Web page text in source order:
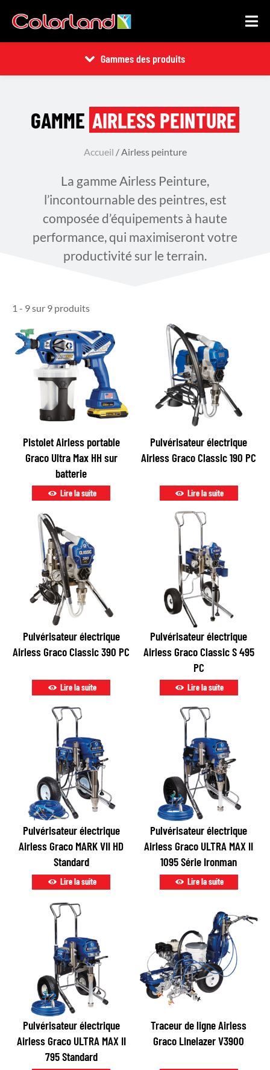
Gammes des produits
GAMME AIRLESS PEINTURE
Accueil / Airless peinture
La gamme Airless Peinture,
l’incontournable des peintres, est
composée d’équipements à haute
performance, qui maximiseront votre
productivité sur le terrain.
1 - 9 sur 9 produits
Pistolet Airless portable
Graco Ultra Max HH sur
batterie
Lire la suite
Pulvérisateur électrique
Airless Graco Classic 190 PC
Lire la suite
Pulvérisateur électrique
Airless Graco Classic 390 PC
Lire la suite
Pulvérisateur électrique
Airless Graco Classic S 495
PC
Lire la suite
Pulvérisateur électrique
Airless Graco MARK VII HD
Standard
Lire la suite
Pulvérisateur électrique
Airless Graco ULTRA MAX II
1095 Série Ironman
Lire la suite
Pulvérisateur électrique
Airless Graco ULTRA MAX II
795 Standard
Traceur de ligne Airless
Graco Linelazer V3900